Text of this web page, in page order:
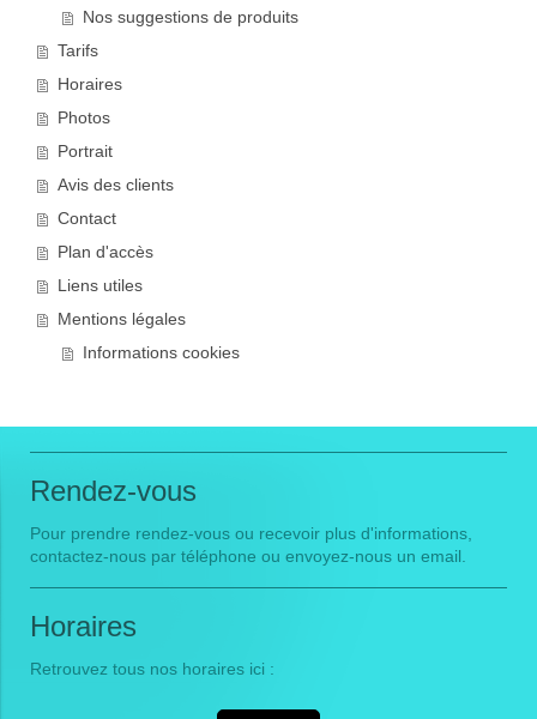
Nos suggestions de produits
Tarifs
Horaires
Photos
Portrait
Avis des clients
Contact
Plan d'accès
Liens utiles
Mentions légales
Informations cookies
Rendez-vous
Pour prendre rendez-vous ou recevoir plus d'informations,
contactez-nous par téléphone ou envoyez-nous un email.
Horaires
Retrouvez tous nos horaires ici :